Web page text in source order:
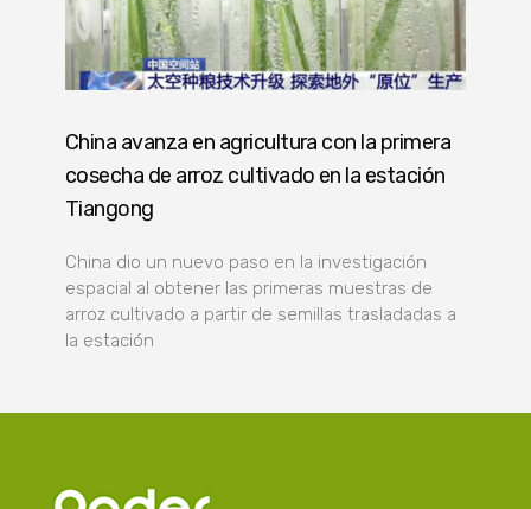
China avanza en agricultura con la primera
cosecha de arroz cultivado en la estación
Tiangong
China dio un nuevo paso en la investigación
espacial al obtener las primeras muestras de
arroz cultivado a partir de semillas trasladadas a
la estación